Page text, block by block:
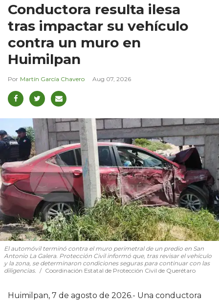
Conductora resulta ilesa
tras impactar su vehículo
contra un muro en
Huimilpan
Martín García Chavero Aug 07, 2026
El automóvil terminó contra el muro perimetral de un predio en San
Antonio La Galera. Protección Civil informó que, tras revisar el vehículo
y la zona, se determinaron condiciones seguras para continuar con las
diligencias.
Coordinación Estatal de Protección Civil de Querétaro
Huimilpan, 7 de agosto de 2026.- Una conductora